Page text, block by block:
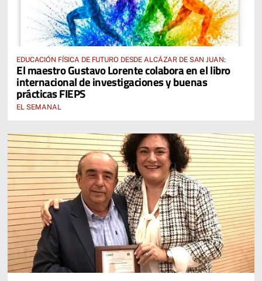
EDUCACIÓN FÍSICA DE FUTURO DESDE ALCÁZAR DE SAN JUAN:
El maestro Gustavo Lorente colabora en el libro
internacional de investigaciones y buenas
prácticas FIEPS
EL SEMANAL